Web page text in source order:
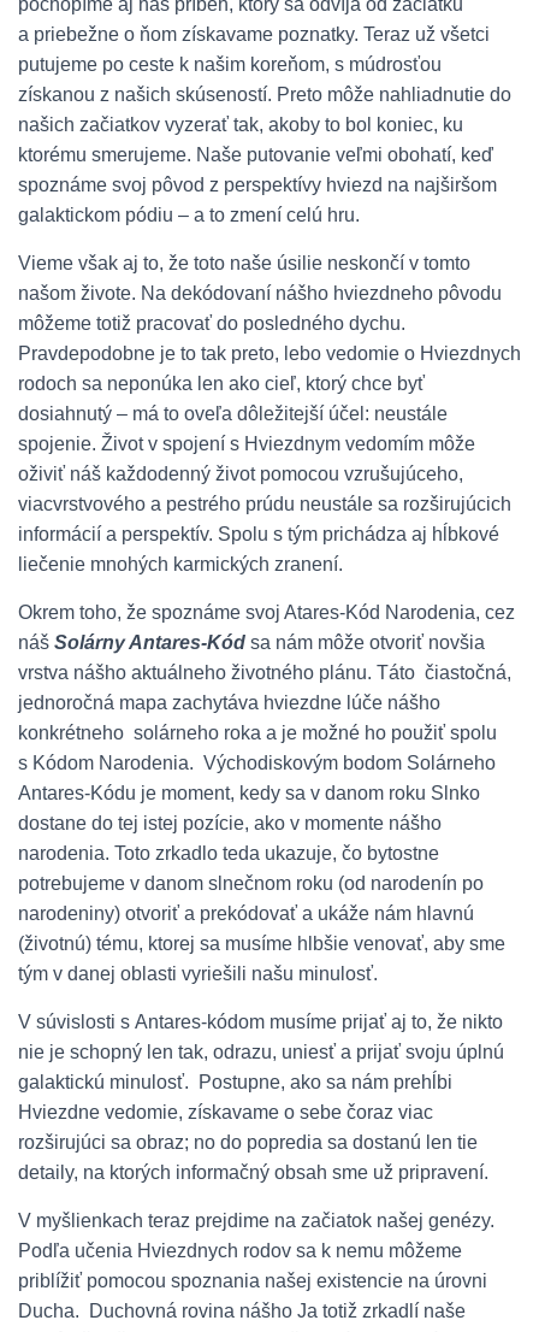
pochopíme aj náš príbeh, ktorý sa odvíja od začiatku
a priebežne o ňom získavame poznatky. Teraz už všetci
putujeme po ceste k našim koreňom, s múdrosťou
získanou z našich skúseností. Preto môže nahliadnutie do
našich začiatkov vyzerať tak, akoby to bol koniec, ku
ktorému smerujeme. Naše putovanie veľmi obohatí, keď
spoznáme svoj pôvod z perspektívy hviezd na najširšom
galaktickom pódiu – a to zmení celú hru.
Vieme však aj to, že toto naše úsilie neskončí v tomto
našom živote. Na dekódovaní nášho hviezdneho pôvodu
môžeme totiž pracovať do posledného dychu.
Pravdepodobne je to tak preto, lebo vedomie o Hviezdnych
rodoch sa neponúka len ako cieľ, ktorý chce byť
dosiahnutý – má to oveľa dôležitejší účel: neustále
spojenie. Život v spojení s Hviezdnym vedomím môže
oživiť náš každodenný život pomocou vzrušujúceho,
viacvrstvového a pestrého prúdu neustále sa rozširujúcich
informácií a perspektív. Spolu s tým prichádza aj hĺbkové
liečenie mnohých karmických zranení.
Okrem toho, že spoznáme svoj Atares-Kód Narodenia, cez
náš Solárny Antares-Kód sa nám môže otvoriť novšia
vrstva nášho aktuálneho životného plánu. Táto čiastočná,
jednoročná mapa zachytáva hviezdne lúče nášho
konkrétneho solárneho roka a je možné ho použiť spolu
s Kódom Narodenia. Východiskovým bodom Solárneho
Antares-Kódu je moment, kedy sa v danom roku Slnko
dostane do tej istej pozície, ako v momente nášho
narodenia. Toto zrkadlo teda ukazuje, čo bytostne
potrebujeme v danom slnečnom roku (od narodenín po
narodeniny) otvoriť a prekódovať a ukáže nám hlavnú
(životnú) tému, ktorej sa musíme hlbšie venovať, aby sme
tým v danej oblasti vyriešili našu minulosť.
V súvislosti s Antares-kódom musíme prijať aj to, že nikto
nie je schopný len tak, odrazu, uniesť a prijať svoju úplnú
galaktickú minulosť. Postupne, ako sa nám prehĺbi
Hviezdne vedomie, získavame o sebe čoraz viac
rozširujúci sa obraz; no do popredia sa dostanú len tie
detaily, na ktorých informačný obsah sme už pripravení.
V myšlienkach teraz prejdime na začiatok našej genézy.
Podľa učenia Hviezdnych rodov sa k nemu môžeme
priblížiť pomocou spoznania našej existencie na úrovni
Ducha. Duchovná rovina nášho Ja totiž zrkadlí naše